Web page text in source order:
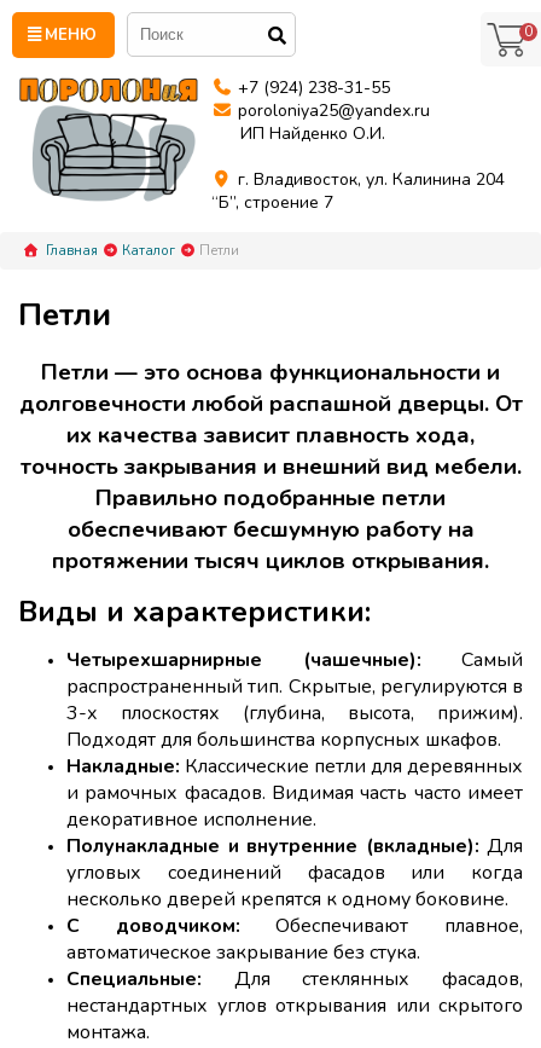
МЕНЮ
+7 (924) 238-31-55
poroloniya25@yandex.ru
ИП Найденко О.И.
г. Владивосток, ул. Калинина 204
“Б”, строение 7
0
Главная Каталог Петли
Петли
Петли — это основа функциональности и
долговечности любой распашной дверцы. От
их качества зависит плавность хода,
точность закрывания и внешний вид мебели.
Правильно подобранные петли
обеспечивают бесшумную работу на
протяжении тысяч циклов открывания.
Виды и характеристики:
Четырехшарнирные (чашечные): Самый
распространенный тип. Скрытые, регулируются в
3-х плоскостях (глубина, высота, прижим).
Подходят для большинства корпусных шкафов.
Накладные: Классические петли для деревянных
и рамочных фасадов. Видимая часть часто имеет
декоративное исполнение.
Полунакладные и внутренние (вкладные): Для
угловых соединений фасадов или когда
несколько дверей крепятся к одному боковине.
С доводчиком: Обеспечивают плавное,
автоматическое закрывание без стука.
Специальные: Для стеклянных фасадов,
нестандартных углов открывания или скрытого
монтажа.